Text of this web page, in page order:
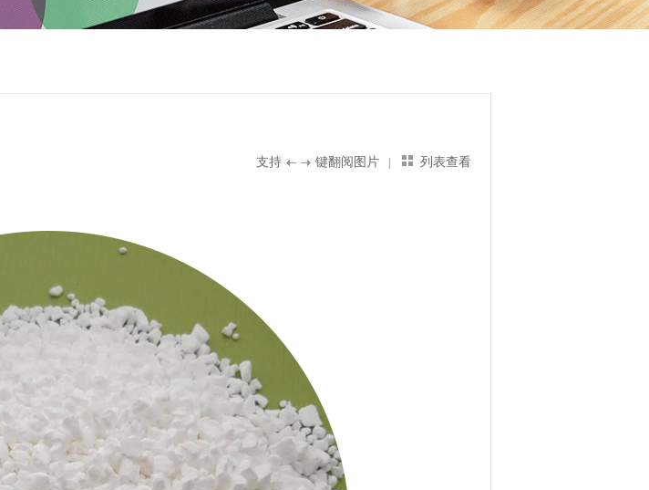
支持 键翻阅图片 列表查看